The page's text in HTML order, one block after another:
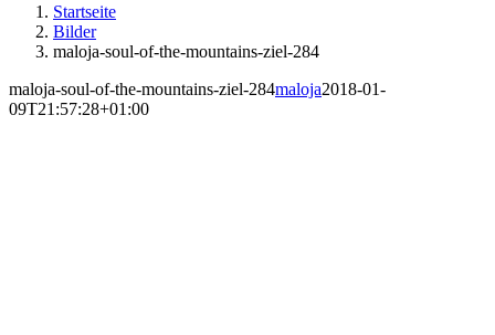
Startseite
Bilder
maloja-soul-of-the-mountains-ziel-284
maloja-soul-of-the-mountains-ziel-284maloja2018-01-
09T21:57:28+01:00